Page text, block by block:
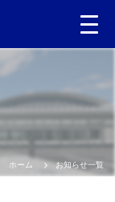
ホーム お知らせ一覧